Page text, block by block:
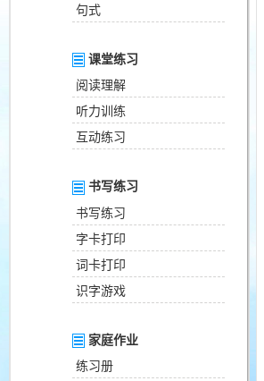
句式
课堂练习
阅读理解
听力训练
互动练习
书写练习
书写练习
字卡打印
词卡打印
识字游戏
家庭作业
练习册